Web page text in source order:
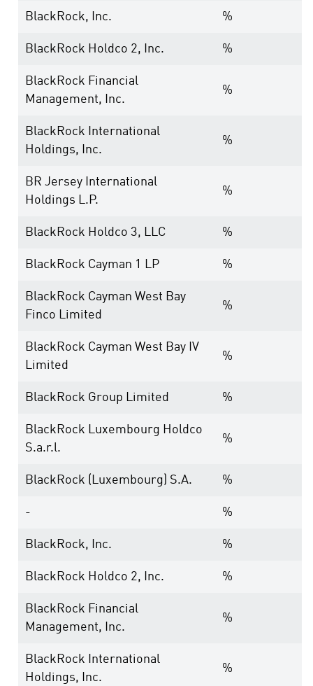
BlackRock, Inc. %
BlackRock Holdco 2, Inc. %
BlackRock Financial
Management, Inc.
%
BlackRock International
Holdings, Inc.
%
BR Jersey International
Holdings L.P.
%
BlackRock Holdco 3, LLC %
BlackRock Cayman 1 LP %
BlackRock Cayman West Bay
Finco Limited
%
BlackRock Cayman West Bay IV
Limited
%
BlackRock Group Limited %
BlackRock Luxembourg Holdco
S.a.r.l.
%
BlackRock (Luxembourg) S.A. %
- %
BlackRock, Inc. %
BlackRock Holdco 2, Inc. %
BlackRock Financial
Management, Inc.
%
BlackRock International
Holdings, Inc.
%